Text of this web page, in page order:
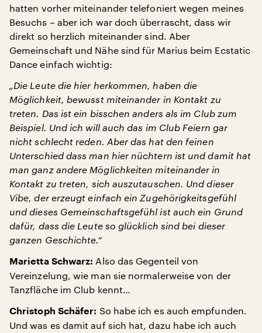
hatten vorher miteinander telefoniert wegen meines
Besuchs – aber ich war doch überrascht, dass wir
direkt so herzlich miteinander sind. Aber
Gemeinschaft und Nähe sind für Marius beim Ecstatic
Dance einfach wichtig:
„Die Leute die hier herkommen, haben die
Möglichkeit, bewusst miteinander in Kontakt zu
treten. Das ist ein bisschen anders als im Club zum
Beispiel. Und ich will auch das im Club Feiern gar
nicht schlecht reden. Aber das hat den feinen
Unterschied dass man hier nüchtern ist und damit hat
man ganz andere Möglichkeiten miteinander in
Kontakt zu treten, sich auszutauschen. Und dieser
Vibe, der erzeugt einfach ein Zugehörigkeitsgefühl
und dieses Gemeinschaftsgefühl ist auch ein Grund
dafür, dass die Leute so glücklich sind bei dieser
ganzen Geschichte.“
Marietta Schwarz: Also das Gegenteil von
Vereinzelung, wie man sie normalerweise von der
Tanzfläche im Club kennt…
Christoph Schäfer: So habe ich es auch empfunden.
Und was es damit auf sich hat, dazu habe ich auch